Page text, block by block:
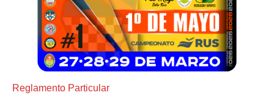
Reglamento Particular